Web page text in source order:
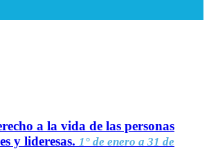
a la vida de las personas
y lideresas. 1° de enero a 31 de